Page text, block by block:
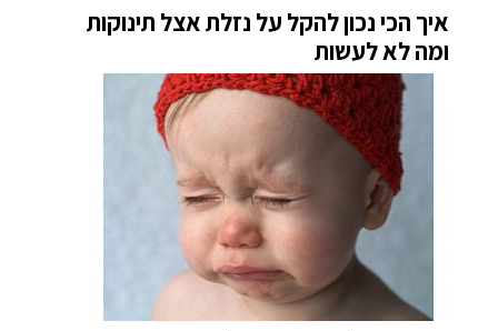
איך הכי נכון להקל על נזלת אצל תינוקות
ומה לא לעשות